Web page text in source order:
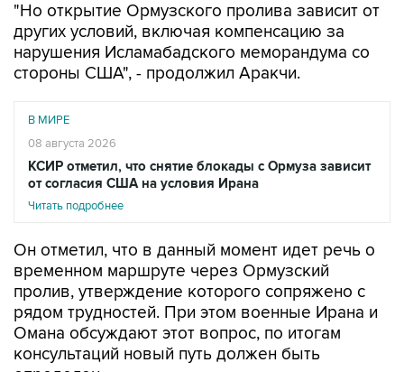
"Но открытие Ормузского пролива зависит от
других условий, включая компенсацию за
нарушения Исламабадского меморандума со
стороны США", - продолжил Аракчи.
В МИРЕ
08 августа 2026
КСИР отметил, что снятие блокады с Ормуза зависит
от согласия США на условия Ирана
Читать подробнее
Он отметил, что в данный момент идет речь о
временном маршруте через Ормузский
пролив, утверждение которого сопряжено с
рядом трудностей. При этом военные Ирана и
Омана обсуждают этот вопрос, по итогам
консультаций новый путь должен быть